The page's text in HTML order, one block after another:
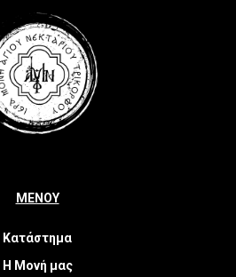
ΜΕΝΟΥ
Κατάστημα
Η Μονή μας